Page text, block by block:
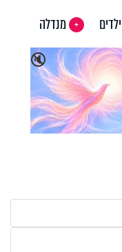
ילדים
מנדלה
🔇